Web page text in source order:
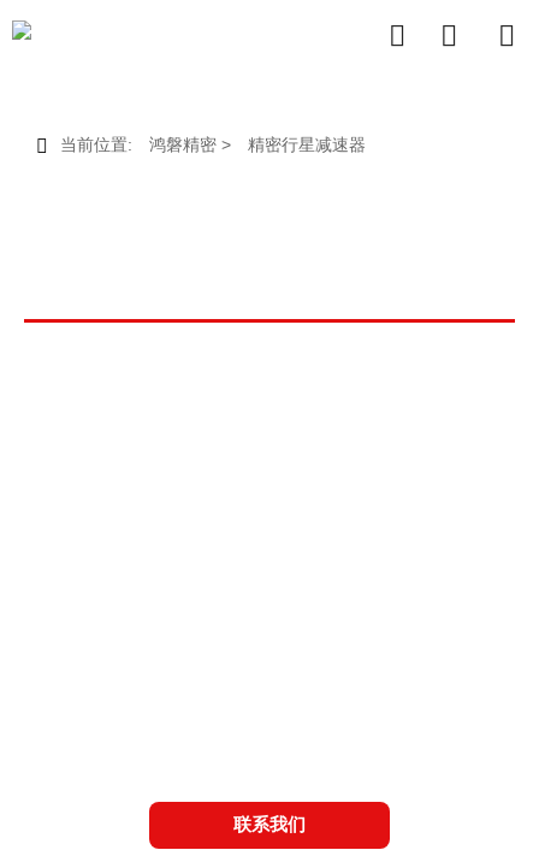
  
 当前位置: 鸿磐精密 > 精密行星减速器
联系我们